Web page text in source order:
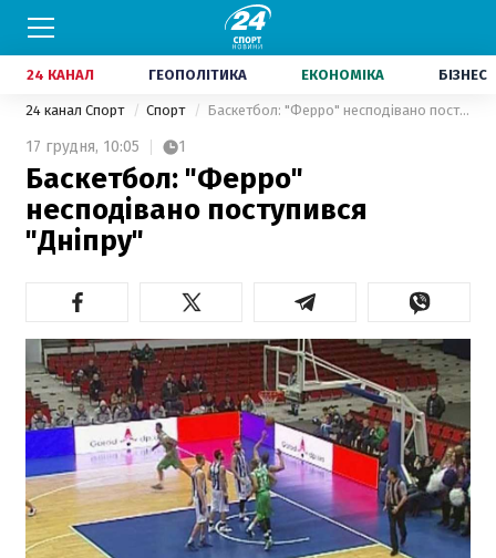
24 КАНАЛ ГЕОПОЛІТИКА ЕКОНОМІКА БІЗНЕС
24 канал Спорт Спорт Баскетбол: "Ферро" несподівано поступився "Дніпру"
17 грудня, 10:05 1
Баскетбол: "Ферро"
несподівано поступився
"Дніпру"